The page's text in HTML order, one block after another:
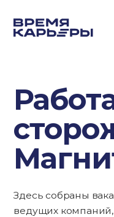
Здесь собраны
ведущих